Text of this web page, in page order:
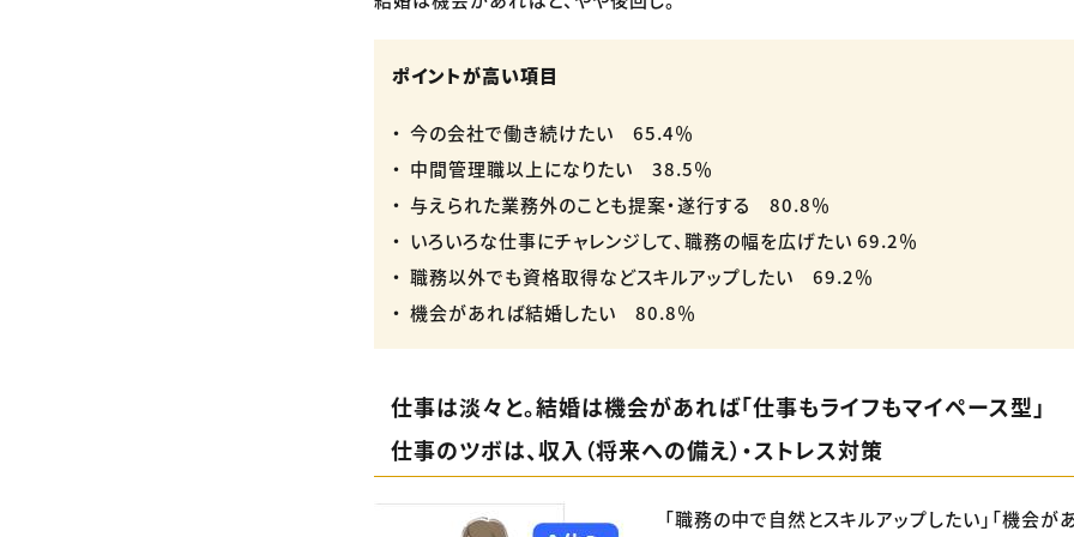
ポイントが高い項目
今の会社で働き続けたい 65.4％
中間管理職以上になりたい 38.5％
与えられた業務外のことも提案・遂行する 80.8％
いろいろな仕事にチャレンジして、職務の幅を広げたい 69.2％
職務以外でも資格取得などスキルアップしたい 69.2％
機会があれば結婚したい 80.8％
仕事は淡々と。結婚は機会があれば「仕事もライフもマイペース型」
仕事のツボは、収入（将来への備え）・ストレス対策
「職務の中で自然とスキルアップしたい」「機会が